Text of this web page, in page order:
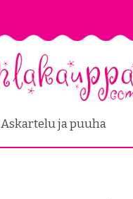
Askartelu ja puuha